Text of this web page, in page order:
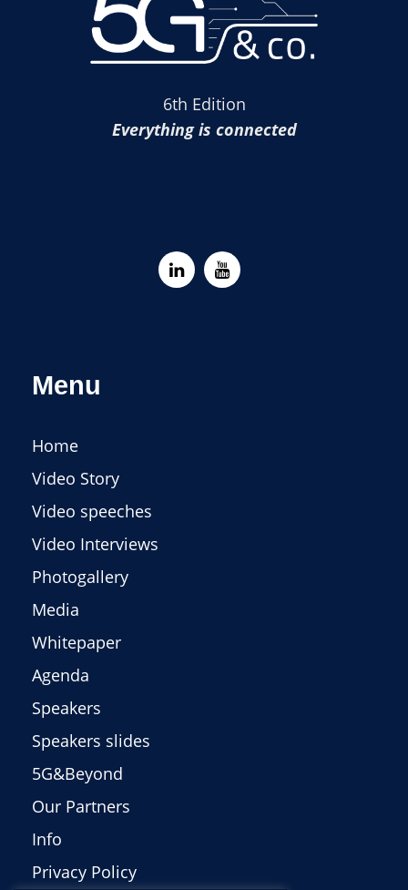
6th Edition
Everything is connected
Menu
Home
Video Story
Video speeches
Video Interviews
Photogallery
Media
Whitepaper
Agenda
Speakers
Speakers slides
5G&Beyond
Our Partners
Info
Privacy Policy